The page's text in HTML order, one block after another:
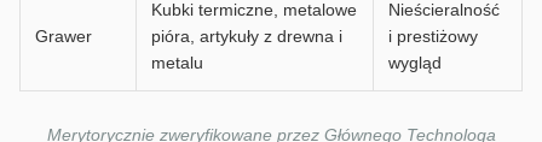
Grawer
Kubki termiczne, metalowe
pióra, artykuły z drewna i
metalu
Nieścieralność
i prestiżowy
wygląd
Merytorycznie zweryfikowane przez Głównego Technologa